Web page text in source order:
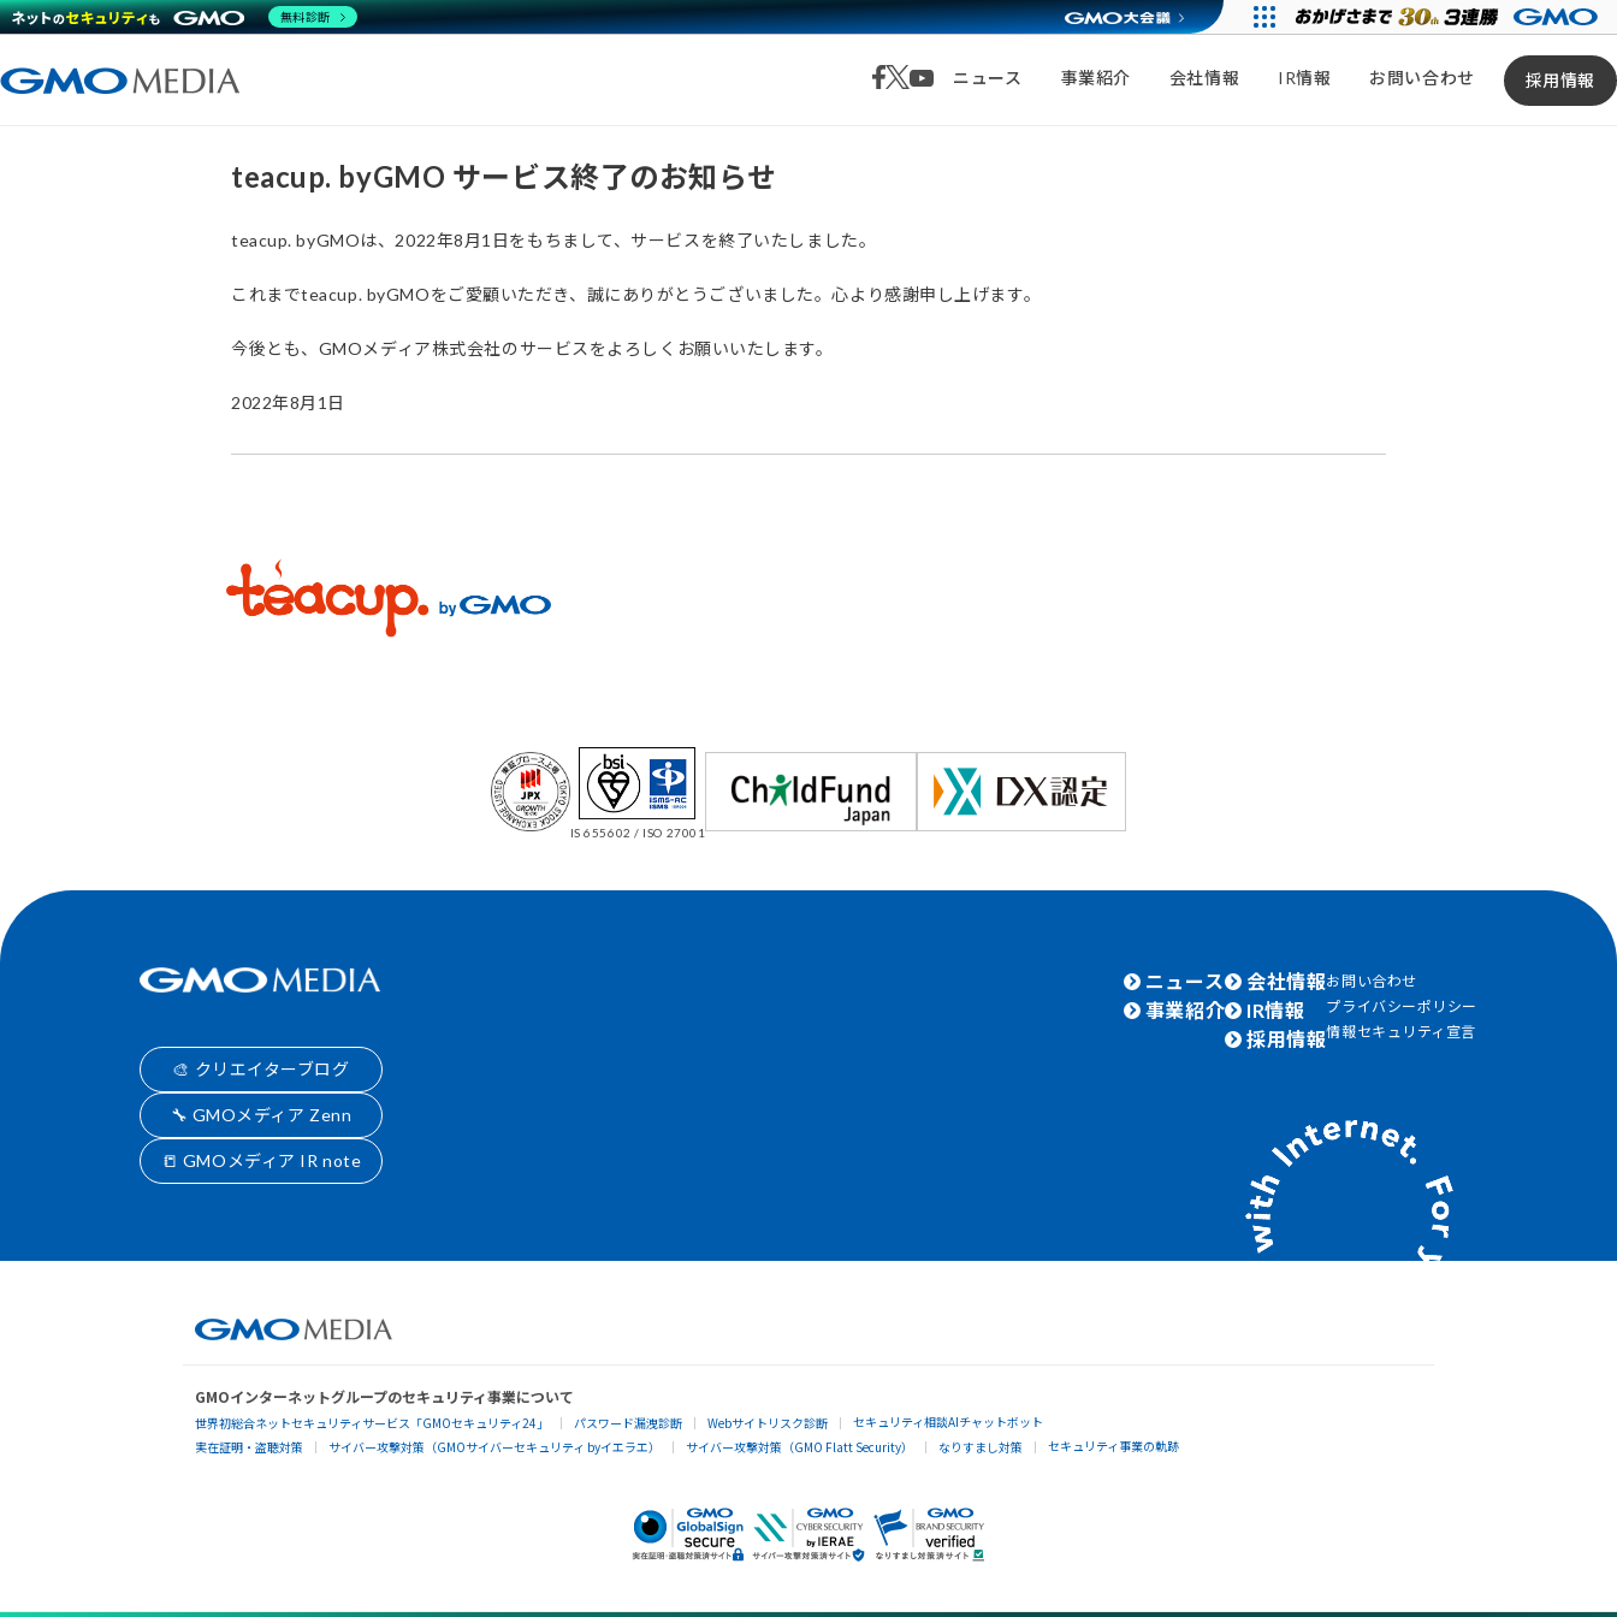
ニュース 事業紹介 会社情報 IR情報 お問い合わせ 採用情報
teacup. byGMO サービス終了のお知らせ
teacup. byGMOは、2022年8月1日をもちまして、サービスを終了いたしました。
これまでteacup. byGMOをご愛顧いただき、誠にありがとうございました。心より感謝申し上げます。
今後とも、GMOメディア株式会社のサービスをよろしくお願いいたします。
2022年8月1日
IS 655602 / ISO 27001
🎨 クリエイターブログ
🔧 GMOメディア Zenn
📒 GMOメディア IR note
ニュース
事業紹介
会社情報
IR情報
採用情報
お問い合わせ
プライバシーポリシー
情報セキュリティ宣言
GMOインターネットグループのセキュリティ事業について
世界初総合ネットセキュリティサービス「GMOセキュリティ24」 パスワード漏洩診断 Webサイトリスク診断
セキュリティ相談AIチャットボット
実在証明・盗聴対策
サイバー攻撃対策（GMOサイバーセキュリティ byイエラエ） サイバー攻撃対策（GMO Flatt Security） なりすまし対策 セキュリティ事業の軌跡
無料診断